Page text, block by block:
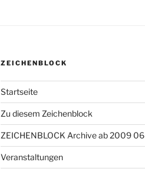
ZEICHENBLOCK
Startseite
Zu diesem Zeichenblock
ZEICHENBLOCK Archive ab 2009 06
Veranstaltungen